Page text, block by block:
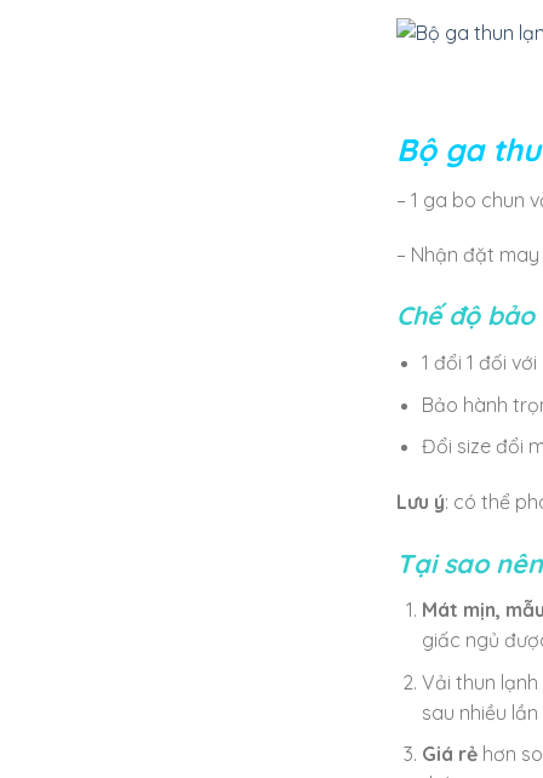
Bộ ga
– 1 ga bo chun
– Nhận đặt
Chế độ bảo
1 đổi 1 đối
Bảo hành
Đổi size đổi
Lưu ý: có thể
Tại sao
Mát mịn,
giấc ngủ
Vải thun
sau nhiều
Giá rẻhơn